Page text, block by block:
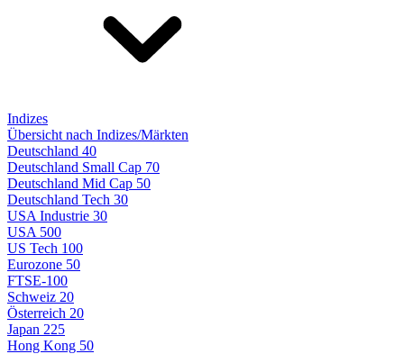
Indizes
Übersicht nach Indizes/Märkten
Deutschland 40
Deutschland Small Cap 70
Deutschland Mid Cap 50
Deutschland Tech 30
USA Industrie 30
USA 500
US Tech 100
Eurozone 50
FTSE-100
Schweiz 20
Österreich 20
Japan 225
Hong Kong 50